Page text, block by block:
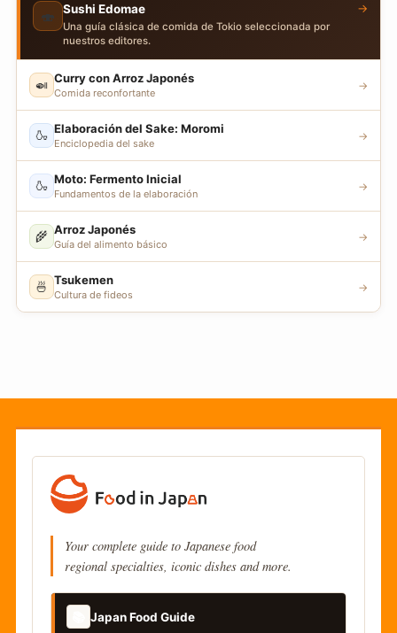
🍣 Sushi Edomae
Una guía clásica de comida de Tokio seleccionada por
nuestros editores.
→
🍛 Curry con Arroz Japonés
Comida reconfortante
→
🍶 Elaboración del Sake: Moromi
Enciclopedia del sake
→
🍶 Moto: Fermento Inicial
Fundamentos de la elaboración
→
🌾 Arroz Japonés
Guía del alimento básico
→
🍜 Tsukemen
Cultura de fideos
→
Your complete guide to Japanese food
regional specialties, iconic dishes and more.
Japan Food Guide